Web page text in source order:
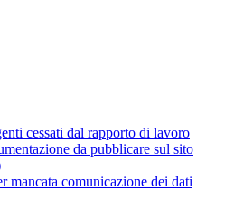
cessati dal rapporto di lavoro
da pubblicare sul sito
mancata comunicazione dei dati